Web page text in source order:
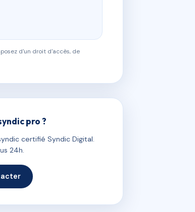
d'un droit d'accès, de
pro ?
certifié Syndic Digital.
24h.